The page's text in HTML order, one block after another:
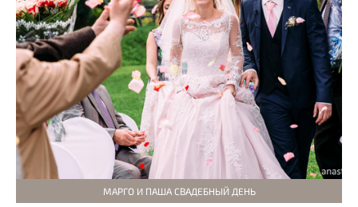
МАРГО И ПАША СВАДЕБНЫЙ ДЕНЬ